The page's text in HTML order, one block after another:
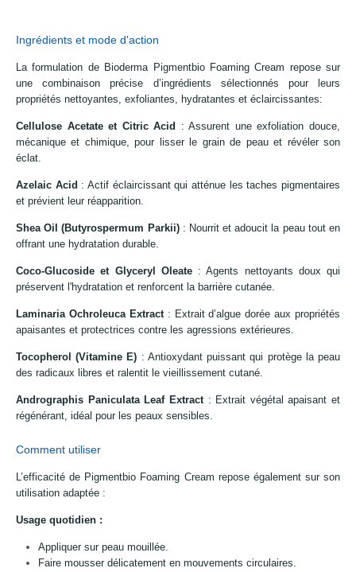
Ingrédients et mode d'action
La formulation de Bioderma Pigmentbio Foaming Cream repose sur
une combinaison précise d’ingrédients sélectionnés pour leurs
propriétés nettoyantes, exfoliantes, hydratantes et éclaircissantes:
Cellulose Acetate et Citric Acid
: Assurent une exfoliation douce,
mécanique et chimique, pour lisser le grain de peau et révéler son
éclat.
Azelaic Acid : Actif éclaircissant qui atténue les taches pigmentaires
et prévient leur réapparition.
Shea Oil (Butyrospermum Parkii): Nourrit et adoucit la peau tout en
offrant une hydratation durable.
Coco-Glucoside et Glyceryl Oleate: Agents nettoyants doux qui
préservent l'hydratation et renforcent la barrière cutanée.
Laminaria Ochroleuca Extract: Extrait d’algue dorée aux propriétés
apaisantes et protectrices contre les agressions extérieures.
Tocopherol (Vitamine E) : Antioxydant puissant qui protège la peau
des radicaux libres et ralentit le vieillissement cutané.
Andrographis Paniculata Leaf Extract: Extrait végétal apaisant et
régénérant, idéal pour les peaux sensibles.
Comment utiliser
L’efficacité de Pigmentbio Foaming Cream repose également sur son
utilisation adaptée :
Usage quotidien :
Appliquer sur peau mouillée.
Faire mousser délicatement en mouvements circulaires.